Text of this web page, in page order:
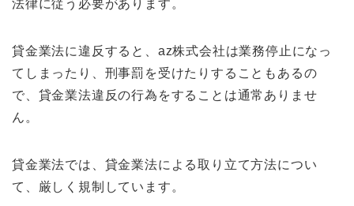
法律に従う必要があります。
貸金業法に違反すると、az株式会社は業務停止になっ
てしまったり、刑事罰を受けたりすることもあるの
で、貸金業法違反の行為をすることは通常ありませ
ん。
貸金業法では、貸金業法による取り立て方法につい
て、厳しく規制しています。